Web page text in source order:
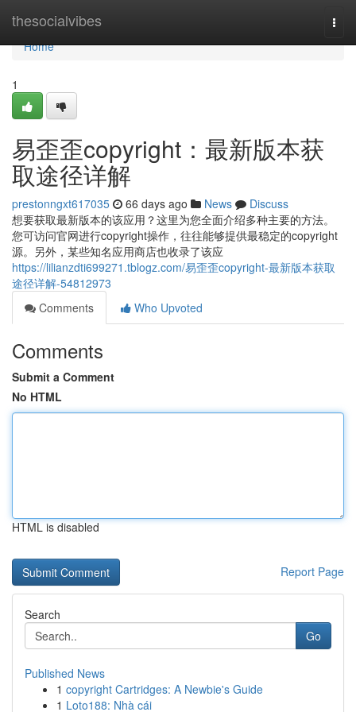
thesocialvibes
Home
Home
1
易歪歪copyright：最新版本获
取途径详解
prestonngxt617035 66 days ago News
Discuss
想要获取最新版本的该应用？这里为您全面介绍多种主要的方法。
您可访问官网进行copyright操作，往往能够提供最稳定的copyright
源。另外，某些知名应用商店也收录了该应
https://lilianzdti699271.tblogz.com/易歪歪copyright-最新版本获取
途径详解-54812973
Comments
Who Upvoted
Comments
Submit a Comment
No HTML
HTML is disabled
Report Page
Search
Go
Published News
1 copyright Cartridges: A Newbie's Guide
1 Loto188: Nhà cái